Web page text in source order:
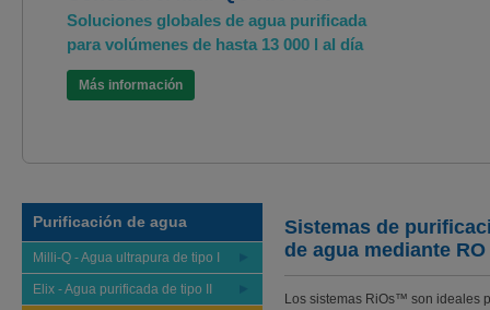
Soluciones globales de agua purificada
para volúmenes de hasta 13 000 l al día
Más información
Purificación de agua
Milli-Q - Agua ultrapura de tipo I
Elix - Agua purificada de tipo II
Sistemas de
de agua mediante RO
Los sistemas RiOs™ son ideales